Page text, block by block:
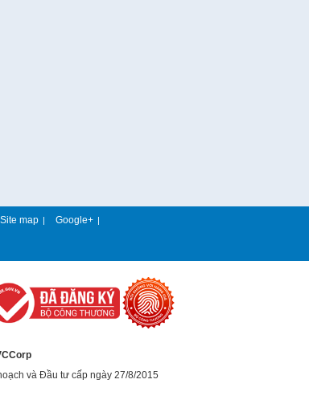
Site map | Google+ |
và Đầu tư cấp ngày 27/8/2015